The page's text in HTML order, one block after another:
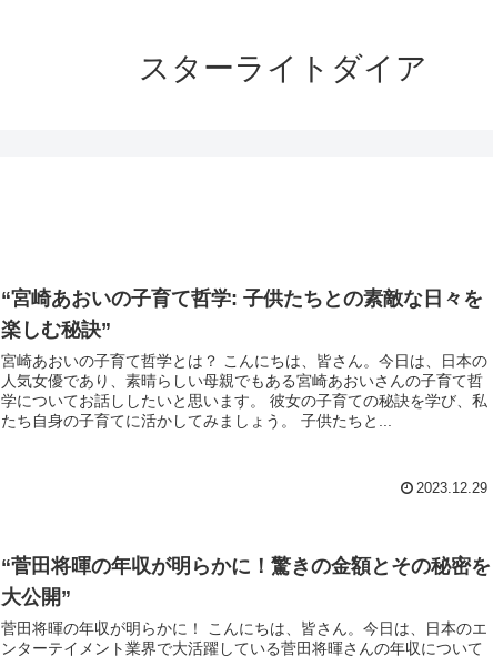
スターライトダイア
“宮崎あおいの子育て哲学: 子供たちとの素敵な日々を
楽しむ秘訣”
宮崎あおいの子育て哲学とは？ こんにちは、皆さん。今日は、日本の
人気女優であり、素晴らしい母親でもある宮崎あおいさんの子育て哲
学についてお話ししたいと思います。 彼女の子育ての秘訣を学び、私
たち自身の子育てに活かしてみましょう。 子供たちと...
2023.12.29
“菅田将暉の年収が明らかに！驚きの金額とその秘密を
大公開”
菅田将暉の年収が明らかに！ こんにちは、皆さん。今日は、日本のエ
ンターテイメント業界で大活躍している菅田将暉さんの年収について